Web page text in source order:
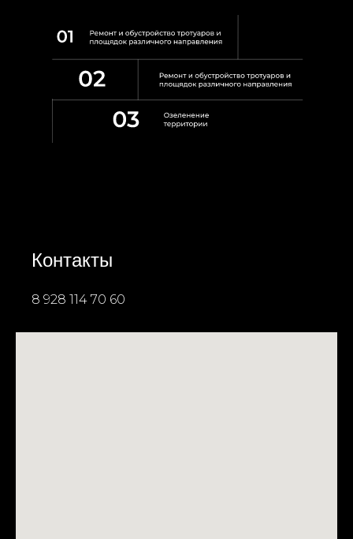
Контакты
8 928 114 70 60